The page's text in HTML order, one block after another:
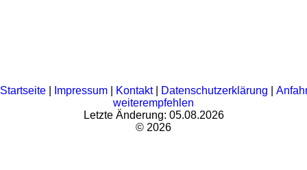
Startseite Impressum Kontakt| Datenschutzerklärung
weiterempfehlen
Letzte Änderung: 05.08.2026
© 2026